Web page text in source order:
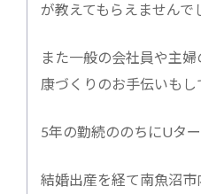
が教えてもらえませんで
また一般の会社員や主
康づくりのお手伝いもし
5年の勤続ののちにUター
結婚出産を経て南魚沼